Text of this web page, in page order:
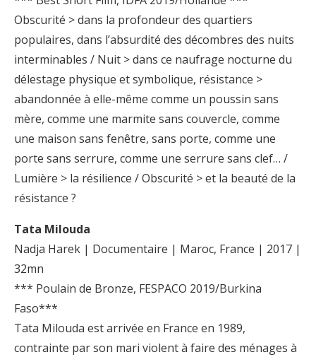
Obscurité > dans la profondeur des quartiers
populaires, dans l’absurdité des décombres des nuits
interminables / Nuit > dans ce naufrage nocturne du
délestage physique et symbolique, résistance >
abandonnée à elle-même comme un poussin sans
mère, comme une marmite sans couvercle, comme
une maison sans fenêtre, sans porte, comme une
porte sans serrure, comme une serrure sans clef… /
Lumière > la résilience / Obscurité > et la beauté de la
résistance ?
Tata Milouda
Nadja Harek | Documentaire | Maroc, France | 2017 |
32mn
*** Poulain de Bronze, FESPACO 2019/Burkina
Faso***
Tata Milouda est arrivée en France en 1989,
contrainte par son mari violent à faire des ménages à